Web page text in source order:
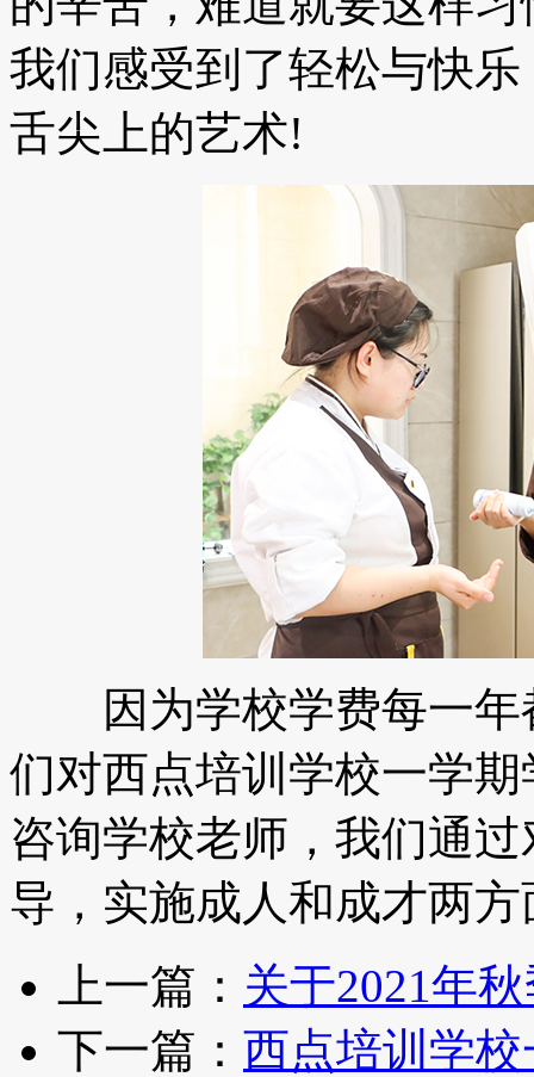
我们感受到了轻松与快
舌尖上的艺术!
因为学校学费每一年
们对西点培训学校一学
咨询学校老师，我们通
导，实施成人和成才两
上一篇： 关于2021年
下一篇： 西点培训学